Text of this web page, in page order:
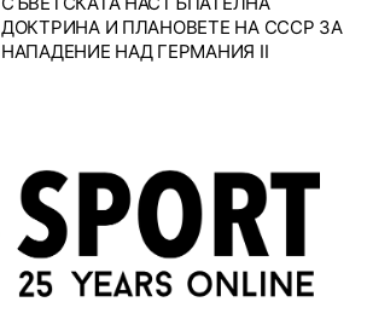
ДОКТРИНА И ПЛАНОВЕТЕ НА СССР ЗА
НАПАДЕНИЕ НАД ГЕРМАНИЯ II